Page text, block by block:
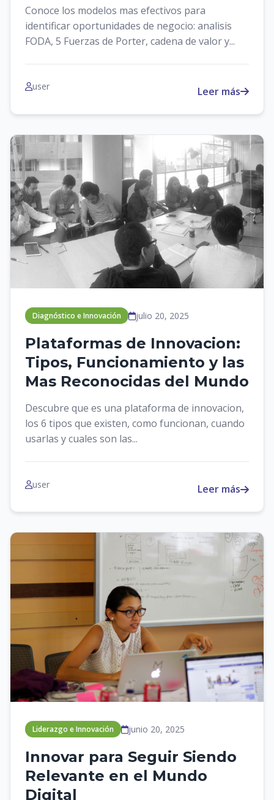
Conoce los modelos mas efectivos para
identificar oportunidades de negocio: analisis
FODA, 5 Fuerzas de Porter, cadena de valor y...
user Leer más
Diagnóstico e Innovación julio 20, 2025
Plataformas de Innovacion:
Tipos, Funcionamiento y las
Mas Reconocidas del Mundo
Descubre que es una plataforma de innovacion,
los 6 tipos que existen, como funcionan, cuando
usarlas y cuales son las...
user Leer más
Liderazgo e Innovación junio 20, 2025
Innovar para Seguir Siendo
Relevante en el Mundo
Digital